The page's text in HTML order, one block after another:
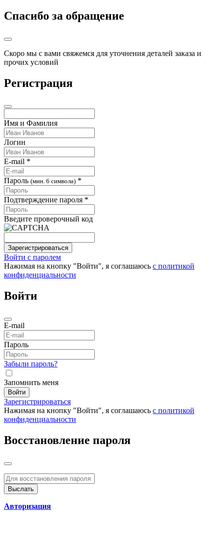
Спасибо за обращение
Скоро мы с вами свяжемся для уточнения деталей заказа и
прочих условий
Регистрация
Имя и Фамилия
Логин
E-mail *
Пароль (мин. 6 символа) *
Подтверждение пароля *
Введите проверочный код
Зарегистрироваться
Войти с паролем
Нажимая на кнопку "Войти", я соглашаюсь с политикой
конфиденциальности
Войти
E-mail
Пароль
Забыли пароль?
Запомнить меня
Войти
Зарегистрироваться
Нажимая на кнопку "Войти", я соглашаюсь с политикой
конфиденциальности
Восстановление пароля
Авторизация